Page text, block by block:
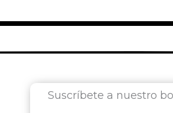
Suscríbete a nuestro